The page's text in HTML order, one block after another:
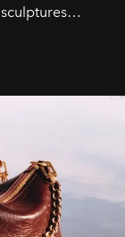
l'artiste
Frank Gehry